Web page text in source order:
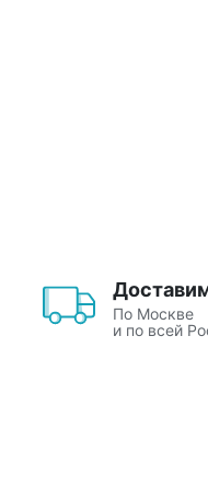
По Москве
и по всей